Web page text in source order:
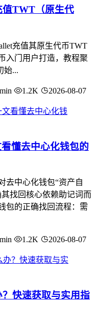
值TWT（原生代
充值其原生代币TWT
入门用户打造，教程聚
始...
1.2K 2026-08-07
懂去中心化钱包的
去中心化钱包“资产自
找回核心依赖助记词而
包的正确找回流程：需
1.2K 2026-08-07
快速获取与实用指